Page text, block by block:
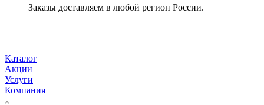
Заказы доставляем в любой регион России.
Каталог
Акции
Услуги
Компания